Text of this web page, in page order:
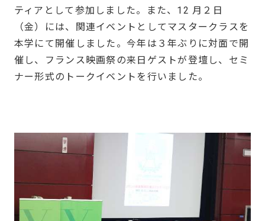
ティアとして参加しました。また、12 月２日
（金）には、関連イベントとしてマスタークラスを
本学にて開催しました。今年は３年ぶりに対面で開
催し、フランス映画祭の来日ゲストが登壇し、セミ
ナー形式のトークイベントを行いました。